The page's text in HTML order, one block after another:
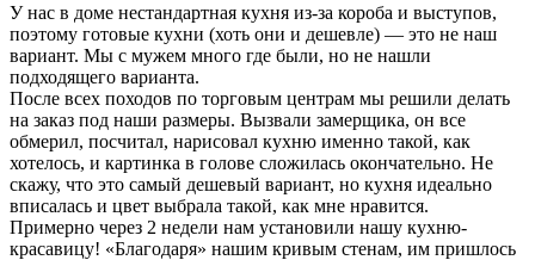
У нас в доме нестандартная кухня из-за короба и выступов,
поэтому готовые кухни (хоть они и дешевле) — это не наш
вариант. Мы с мужем много где были, но не нашли
подходящего варианта.
После всех походов по торговым центрам мы решили делать
на заказ под наши размеры. Вызвали замерщика, он все
обмерил, посчитал, нарисовал кухню именно такой, как
хотелось, и картинка в голове сложилась окончательно. Не
скажу, что это самый дешевый вариант, но кухня идеально
вписалась и цвет выбрала такой, как мне нравится.
Примерно через 2 недели нам установили нашу кухню-
красавицу! «Благодаря» нашим кривым стенам, им пришлось